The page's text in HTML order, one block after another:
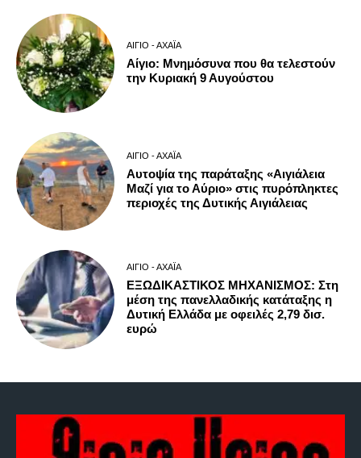
ΑΊΓΙΟ - ΑΧΑΪ́Α
Αίγιο: Μνημόσυνα που θα τελεστούν
την Κυριακή 9 Αυγούστου
ΑΊΓΙΟ - ΑΧΑΪ́Α
Αυτοψία της παράταξης «Αιγιάλεια
Μαζί για το Αύριο» στις πυρόπληκτες
περιοχές της Δυτικής Αιγιάλειας
ΑΊΓΙΟ - ΑΧΑΪ́Α
ΕΞΩΔΙΚΑΣΤΙΚΟΣ ΜΗΧΑΝΙΣΜΟΣ: Στη
μέση της πανελλαδικής κατάταξης η
Δυτική Ελλάδα με οφειλές 2,79 δισ.
ευρώ